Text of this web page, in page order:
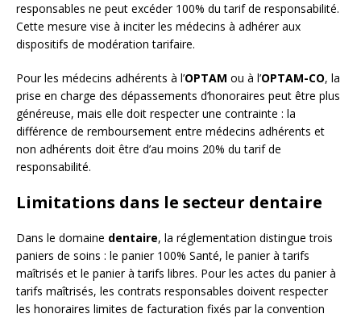
responsables ne peut excéder 100% du tarif de responsabilité.
Cette mesure vise à inciter les médecins à adhérer aux
dispositifs de modération tarifaire.
Pour les médecins adhérents à l’OPTAM ou à l’OPTAM-CO, la
prise en charge des dépassements d’honoraires peut être plus
généreuse, mais elle doit respecter une contrainte : la
différence de remboursement entre médecins adhérents et
non adhérents doit être d’au moins 20% du tarif de
responsabilité.
Limitations dans le secteur dentaire
Dans le domaine dentaire, la réglementation distingue trois
paniers de soins : le panier 100% Santé, le panier à tarifs
maîtrisés et le panier à tarifs libres. Pour les actes du panier à
tarifs maîtrisés, les contrats responsables doivent respecter
les honoraires limites de facturation fixés par la convention